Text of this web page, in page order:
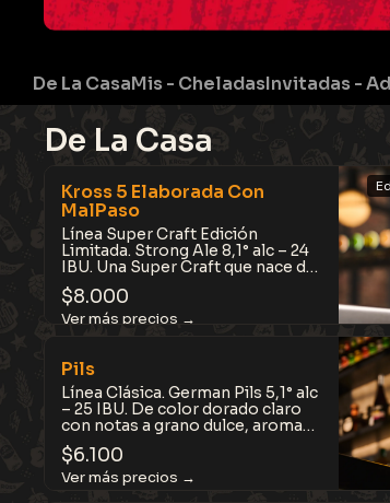
De La CasaMis - CheladasInvitadas -
De La Casa
Kross 5 Elaborada Con
MalPaso
Línea Super Craft Edición
Limitada. Strong Ale 8,1° alc – 24
IBU. Una Super Craft que nace del
encuentro entre Kross 5 y pisco
MalPaso Pedro Jiménez.
Madurada con madera de Acacia,
florales, uva blanca y toques
cítricos. Intensa, sedosa y
sorprendentemente equilibrada.
$8.000
Pils
Línea Clásica. German Pils 5,1° alc
– 25 IBU. De color dorado claro
con notas a grano dulce, aromas
florales y cítricos, de lúpulos
nobles que combinan amargor
balanceado y aroma.
Refrescante, balanceada y con
$6.100